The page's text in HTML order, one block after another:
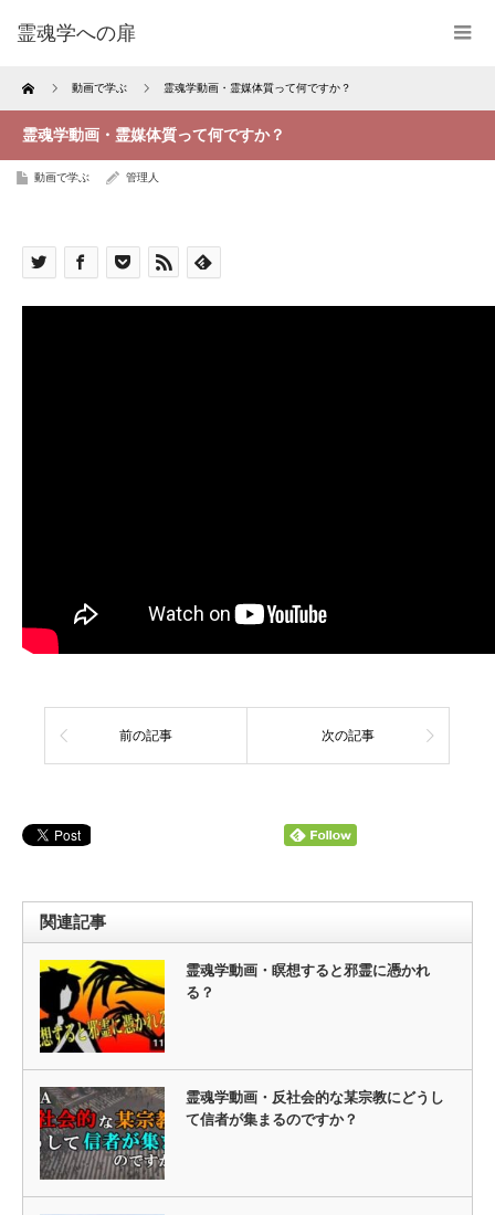
霊魂学への扉
Home 動画で学ぶ 霊魂学動画・霊媒体質って何ですか？
霊魂学動画・霊媒体質って何ですか？
動画で学ぶ 管理人
前の記事 次の記事
関連記事
霊魂学動画・瞑想すると邪霊に憑かれ
る？
霊魂学動画・反社会的な某宗教にどうし
て信者が集まるのですか？